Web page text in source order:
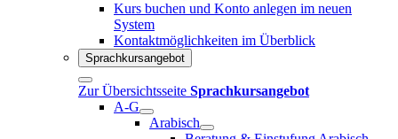
Kurs buchen und Konto anlegen im neuen
System
Kontaktmöglichkeiten im Überblick
Sprachkursangebot
Zur Übersichtsseite Sprachkursangebot
A-G
Arabisch